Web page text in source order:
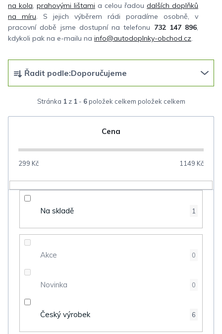
na kola, prahovými lištami a celou řadou dalších doplňků
na míru. S jejich výběrem rádi poradíme osobně, v
pracovní době jsme dostupní na telefonu 732 147 896,
kdykoli pak na e-mailu na info@autodoplnky-obchod.cz.
Stránka 1z 1- 6položek celkem
a
e
o
Řadit podle:Doporučujeme
Cena
299 Kč 1149 Kč
Na skladě 1
Akce 0
Novinka 0
Český výrobek 6